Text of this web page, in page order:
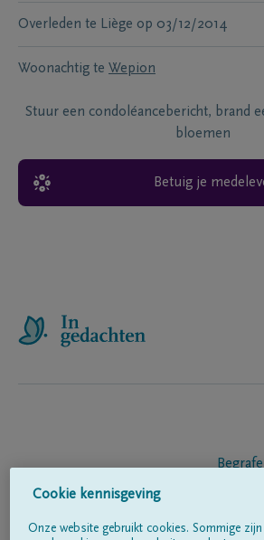
Overleden te Liège op 03/12/2014
Woonachtig te Wepion
Stuur een condoléancebericht, brand
bloemen
Betuig je
Cookie kennisgeving
Onze website gebruikt cookies. Sommige